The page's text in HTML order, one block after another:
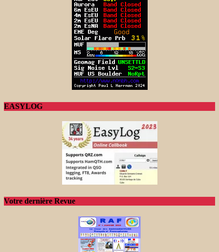
EASYLOG
Votre dernière Revue